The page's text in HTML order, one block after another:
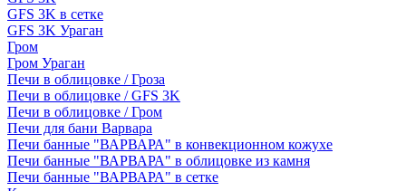
GFS 3K в сетке
GFS 3K Ураган
Гром
Гром Ураган
Печи в облицовке / Гроза
Печи в облицовке / GFS 3K
Печи в облицовке / Гром
Печи для бани Варвара
Печи банные "ВАРВАРА" в конвекционном кожухе
Печи банные "ВАРВАРА" в облицовке из камня
Печи банные "ВАРВАРА" в сетке